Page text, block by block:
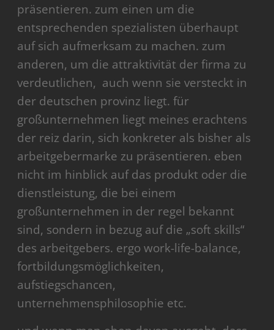
präsentieren. zum einen um die
entsprechenden spezialisten überhaupt
auf sich aufmerksam zu machen. zum
anderen, um die attraktivität der firma zu
verdeutlichen, auch wenn sie versteckt in
der deutschen provinz liegt. für
großunternehmen liegt meines erachtens
der reiz darin, sich konkreter als bisher als
arbeitgebermarke zu präsentieren. eben
nicht im hinblick auf das produkt oder die
dienstleistung, die bei einem
großunternehmen in der regel bekannt
sind, sondern in bezug auf die „soft skills“
des arbeitgebers. ergo work-life-balance,
fortbildungsmöglichkeiten,
aufstiegschancen,
unternehmensphilosophie etc.